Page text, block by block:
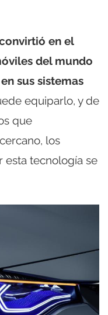
en el
del mundo
sus sistemas
equiparlo, y de
que
los
esta tecnología se